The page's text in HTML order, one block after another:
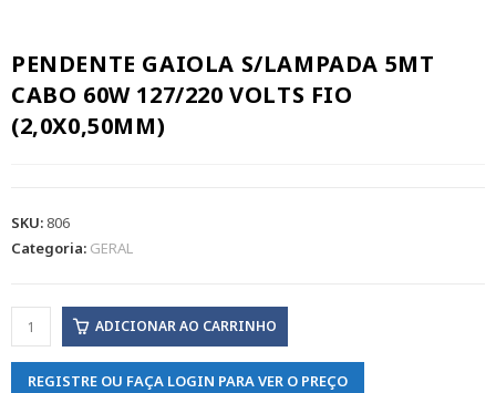
PENDENTE GAIOLA S/LAMPADA 5MT
CABO 60W 127/220 VOLTS FIO
(2,0X0,50MM)
SKU: 806
Categoria: GERAL
ADICIONAR AO CARRINHO
REGISTRE OU FAÇA LOGIN PARA VER O PREÇO